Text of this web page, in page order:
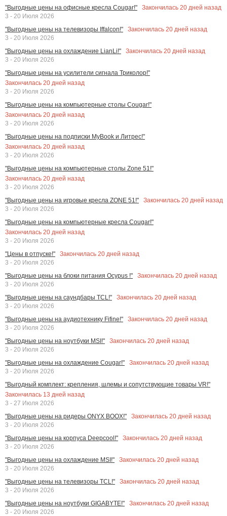
"Выгодные цены на офисные кресла Cougar!" Закончилась 20 дней назад
3 - 20 Июля 2026
"Выгодные цены на телевизоры Iffalcon!"
Закончилась 20 дней назад
3 - 20 Июля 2026
"Выгодные цены на охлаждение LianLi!"
Закончилась 20 дней назад
3 - 20 Июля 2026
"Выгодные цены на усилители сигнала Триколор!"
Закончилась 20 дней назад
3 - 20 Июля 2026
"Выгодные цены на компьютерные столы Cougar!"
Закончилась 20 дней назад
3 - 20 Июля 2026
"Выгодные цены на подписки MyBook и Литрес!"
Закончилась 20 дней назад
3 - 20 Июля 2026
"Выгодные цены на компьютерные столы Zone 51!"
Закончилась 20 дней назад
3 - 20 Июля 2026
"Выгодные цены на игровые кресла ZONE 51!"
Закончилась 20 дней назад
3 - 20 Июля 2026
"Выгодные цены на компьютерные кресла Cougar!"
Закончилась 20 дней назад
3 - 20 Июля 2026
"Цены в отпуске!"
Закончилась 20 дней назад
3 - 20 Июля 2026
"Выгодные цены на блоки питания Ocypus !"
Закончилась 20 дней назад
3 - 20 Июля 2026
"Выгодные цены на саундбары TCL!"
Закончилась 20 дней назад
3 - 20 Июля 2026
"Выгодные цены на аудиотехнику Fifine!"
Закончилась 20 дней назад
3 - 20 Июля 2026
"Выгодные цены на ноутбуки MSI!"
Закончилась 20 дней назад
3 - 20 Июля 2026
"Выгодные цены на охлаждение Cougar!"
Закончилась 20 дней назад
3 - 20 Июля 2026
"Выгодный комплект: крепления, шлемы и сопутствующие товары VR!"
Закончилась 13 дней назад
3 - 27 Июля 2026
"Выгодные цены на ридеры ONYX BOOX!"
Закончилась 20 дней назад
3 - 20 Июля 2026
"Выгодные цены на корпуса Deepcool!"
Закончилась 20 дней назад
3 - 20 Июля 2026
"Выгодные цены на охлаждение MSI!"
Закончилась 20 дней назад
3 - 20 Июля 2026
"Выгодные цены на телевизоры TCL!"
Закончилась 20 дней назад
3 - 20 Июля 2026
"Выгодные цены на ноутбуки GIGABYTE!"
Закончилась 20 дней назад
3 - 20 Июля 2026